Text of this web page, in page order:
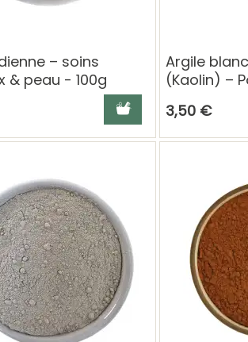
– soins
& peau - 100g
Ajouter au panier
Argile
(Kaolin) –
3,50 €